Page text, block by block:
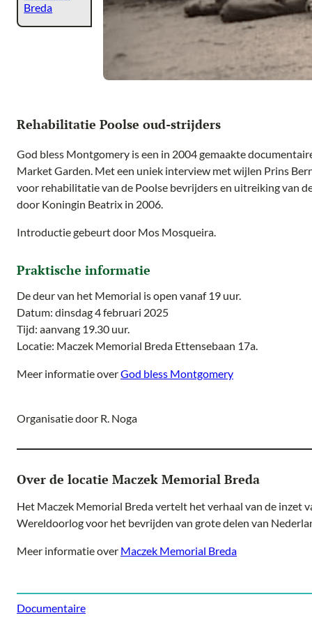
Breda
Rehabilitatie Poolse oud-strijders
God bless Montgomery is een in 2004 gemaakte
Market Garden. Met een uniek interview met wijlen Prins
voor rehabilitatie van de Poolse bevrijders en uitreiking van
door Koningin Beatrix in 2006.
Introductie gebeurt door Mos Mosqueira.
Praktische informatie
De deur van het Memorial is open vanaf 19 uur.
Datum: dinsdag 4 februari 2025
Tijd: aanvang 19.30 uur.
Locatie: Maczek Memorial Breda Ettensebaan 17a.
Meer informatie overGod bless Montgomery
Organisatie door R. Noga
Over de locatie Maczek Memorial Breda
Het Maczek Memorial Breda vertelt het verhaal van de inzet
Wereldoorlog voor het bevrijden van grote delen van
Meer informatie over Maczek Memorial Breda
Documentaire